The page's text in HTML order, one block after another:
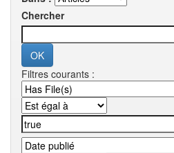
Chercher
Filtres courants :